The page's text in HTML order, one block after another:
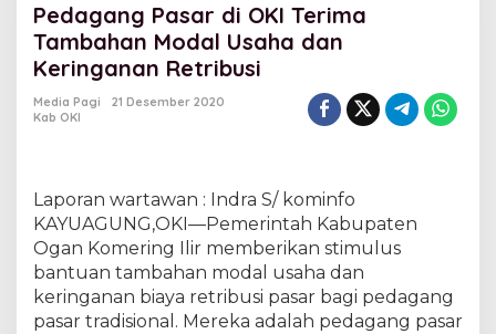
d
a
g
n
g
a
r
d
i
O
K
I
Pedagang Pasar di OKI Terima
Tambahan Modal Usaha dan
Keringanan Retribusi
Media Pagi
21 Desember 2020
Kab OKI
Laporan wartawan : Indra S/ kominfo
KAYUAGUNG,OKI—Pemerintah Kabupaten
Ogan Komering Ilir memberikan stimulus
bantuan tambahan modal usaha dan
keringanan biaya retribusi pasar bagi pedagang
pasar tradisional. Mereka adalah pedagang pasar